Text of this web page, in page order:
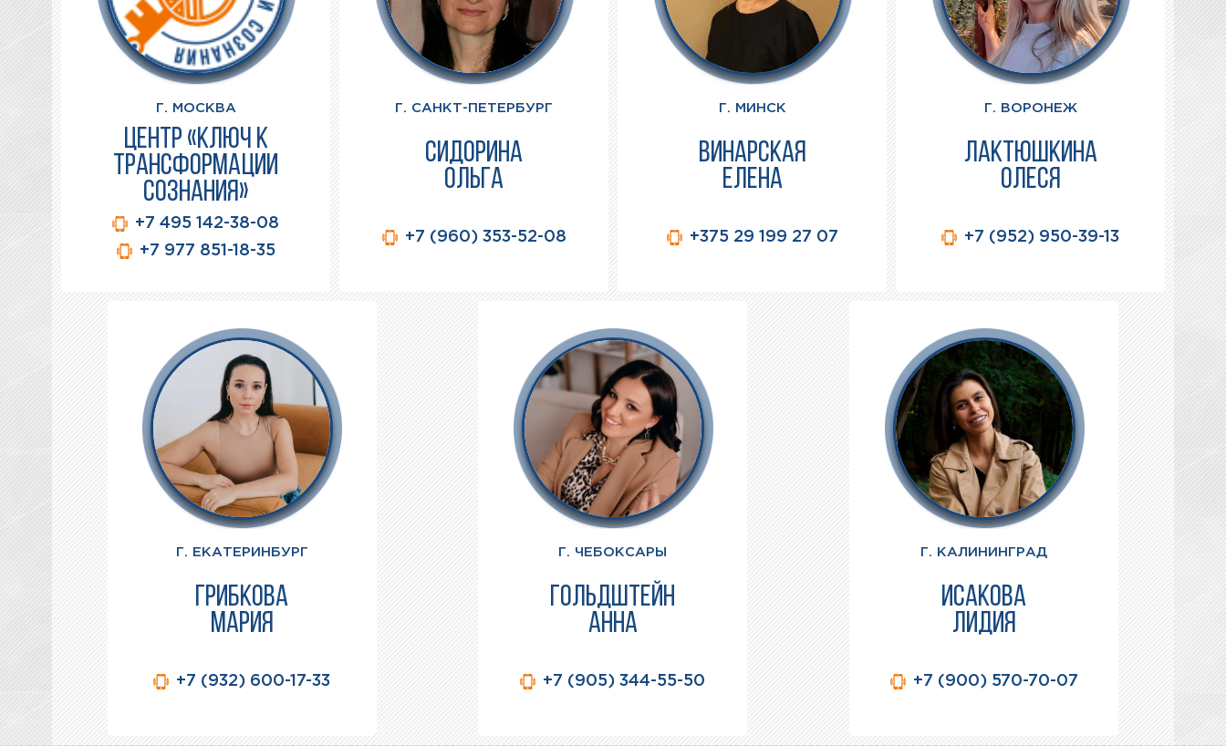
Г. МОСКВА
ЦЕНТР «КЛЮЧ К
ТРАНСФОРМАЦИИ
СОЗНАНИЯ»
+7 495 142-38-08
+7 977 851-18-35
Г. САНКТ-ПЕТЕРБУРГ
СИДОРИНА
ОЛЬГА
+7 (960) 353-52-08
Г. МИНСК
ВИНАРСКАЯ
ЕЛЕНА
+375 29 199 27 07
Г. ВОРОНЕЖ
ЛАКТЮШКИНА
ОЛЕСЯ
+7 (952) 950-39-13
Г. ЕКАТЕРИНБУРГ
ГРИБКОВА
МАРИЯ
+7 (932) 600-17-33
Г. ЧЕБОКСАРЫ
ГОЛЬДШТЕЙН
АННА
+7 (905) 344-55-50
Г. КАЛИНИНГРАД
ИСАКОВА
ЛИДИЯ
+7 (900) 570-70-07